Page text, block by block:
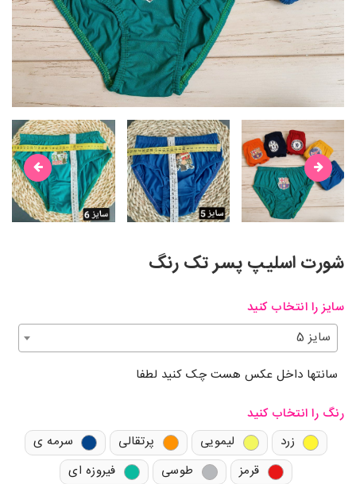
شورت اسلیپ پسر تک رنگ
سایز را انتخاب کنید
سایز 5
سانتها داخل عکس هست چک کنید لطفا
رنگ را انتخاب کنید
زرد
لیمویی پرتقالی
سرمه ی
قرمز
طوسی
فیروزه ای